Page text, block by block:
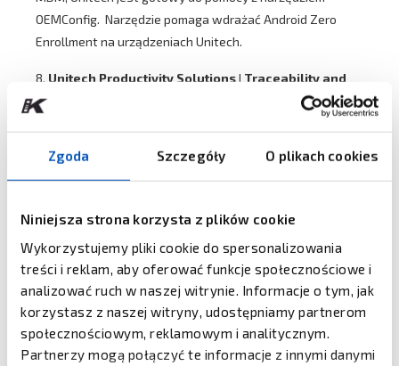
Zgoda Szczegóły O plikach cookies
Niniejsza strona korzysta z plików cookie
Wykorzystujemy pliki cookie do spersonalizowania
treści i reklam, aby oferować funkcje społecznościowe i
analizować ruch w naszej witrynie. Informacje o tym, jak
korzystasz z naszej witryny, udostępniamy partnerom
społecznościowym, reklamowym i analitycznym.
Partnerzy mogą połączyć te informacje z innymi danymi
OEMConfig. Narzędzie pomaga wdrażać Android Zero
Enrollment na urządzeniach Unitech.
8. Unitech Productivity Solutions | Traceability and
Visibility
Unitech oferuje szereg rozwiązań zwiększających
produktywność, które poprawiają elastyczność i
wydajność codziennych zadań użytkowników.
produktywności firmy, stwarzając idealny przepływ pracy
dla swojej firmy.
File Manager
- zarządzanie plikami i katalogami na
wewnętrznych i zewnętrznych opcjach przechowywania.
Można spakować katalog do pliku w pojedynczy plik zip,
udostępnić go przez Bluetooth, e-mail lub online Storage i